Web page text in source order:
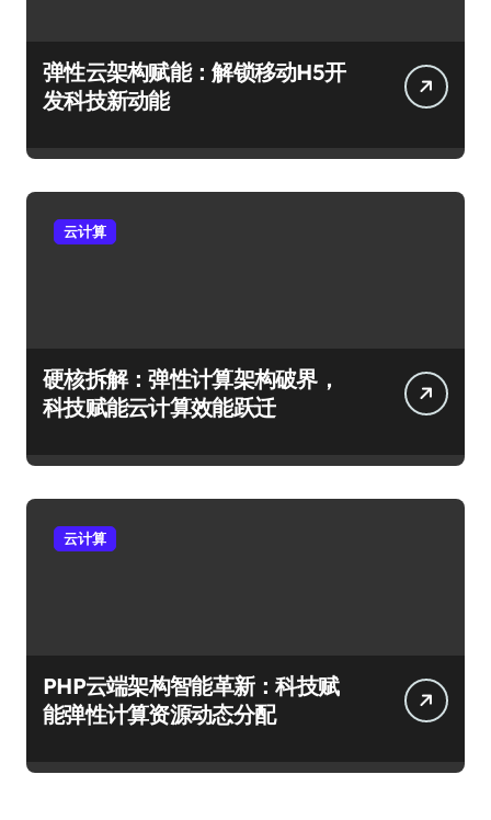
弹性云架构赋能：解锁移动H5开
发科技新动能
云计算
硬核拆解：弹性计算架构破界，
科技赋能云计算效能跃迁
云计算
PHP云端架构智能革新：科技赋
能弹性计算资源动态分配